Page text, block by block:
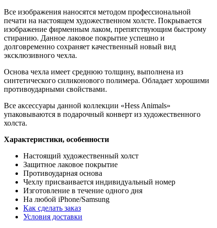
Все изображения наносятся методом профессиональной
печати на настоящем художественном холсте. Покрывается
изображение фирменным лаком, препятствующим быстрому
стиранию. Данное лаковое покрытие успешно и
долговременно сохраняет качественный новый вид
эксклюзивного чехла.
Основа чехла имеет среднюю толщину, выполнена из
синтетического силиконового полимера. Обладает хорошими
противоударными свойствами.
Все аксессуары данной коллекции «Hess Animals»
упаковываются в подарочный конверт из художественного
холста.
Характеристики, особенности
Настоящий художественный холст
Защитное лаковое покрытие
Противоударная основа
Чехлу присваивается индивидуальный номер
Изготовление в течение одного дня
На любой iPhone/Samsung
Как сделать заказ
Условия доставки